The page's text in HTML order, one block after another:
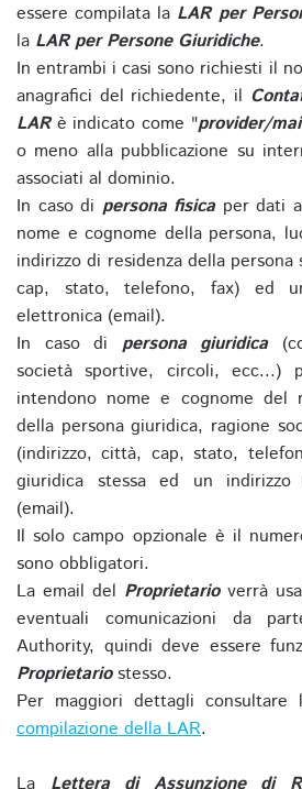
essere compilata la LAR per
la LAR per Persone Giuridiche.
In entrambi i casi sono richiesti il
anagrafici del richiedente, il
LARè indicato come "provider/
o meno alla pubblicazione su
associati al dominio.
In caso di persona fisicaper dati
nome e cognome della persona,
indirizzo di residenza della
cap, stato, telefono, fax) ed
elettronica (email).
In caso di persona giuridica
società sportive, circoli, ecc...)
intendono nome e cognome del
della persona giuridica, ragione
(indirizzo, città, cap, stato,
giuridica stessa ed un
(email).
Il solo campo opzionale è il
sono obbligatori.
La email del Proprietarioverrà
eventuali comunicazioni da
Authority, quindi deve essere
Proprietariostesso.
Per maggiori dettagli consultare
compilazione della LAR.